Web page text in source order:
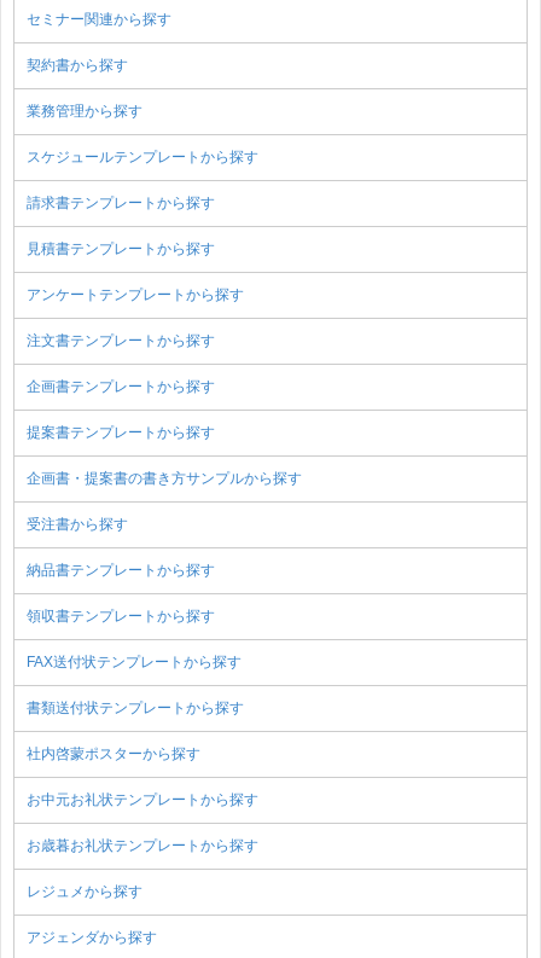
セミナー関連から探す
契約書から探す
業務管理から探す
スケジュールテンプレートから探す
請求書テンプレートから探す
見積書テンプレートから探す
アンケートテンプレートから探す
注文書テンプレートから探す
企画書テンプレートから探す
提案書テンプレートから探す
企画書・提案書の書き方サンプルから探す
受注書から探す
納品書テンプレートから探す
領収書テンプレートから探す
FAX送付状テンプレートから探す
書類送付状テンプレートから探す
社内啓蒙ポスターから探す
お中元お礼状テンプレートから探す
お歳暮お礼状テンプレートから探す
レジュメから探す
アジェンダから探す